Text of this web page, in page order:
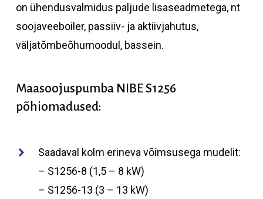
on ühendusvalmidus paljude lisaseadmetega, nt
soojaveeboiler, passiiv- ja aktiivjahutus,
väljatõmbeõhumoodul, bassein.
Maasoojuspumba NIBES1256
põhiomadused:
Saadaval kolm erineva võimsusega mudelit:
– S1256-8 (1,5 – 8 kW)
– S1256-13 (3 – 13 kW)